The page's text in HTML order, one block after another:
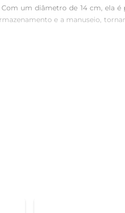
um diâmetro de 14 cm, ela é
e a manuseio,
acidentes durante o